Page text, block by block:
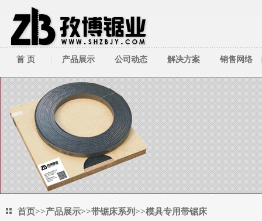
首 页 产品展示
带锯床系列
带锯条系列
圆锯机/切管机
其它周边产品
公司动态
公司新闻
行业新闻
解决方案
技术资料
销售网络
首页>>产品展示>>带锯床系列>>模具专用带锯床